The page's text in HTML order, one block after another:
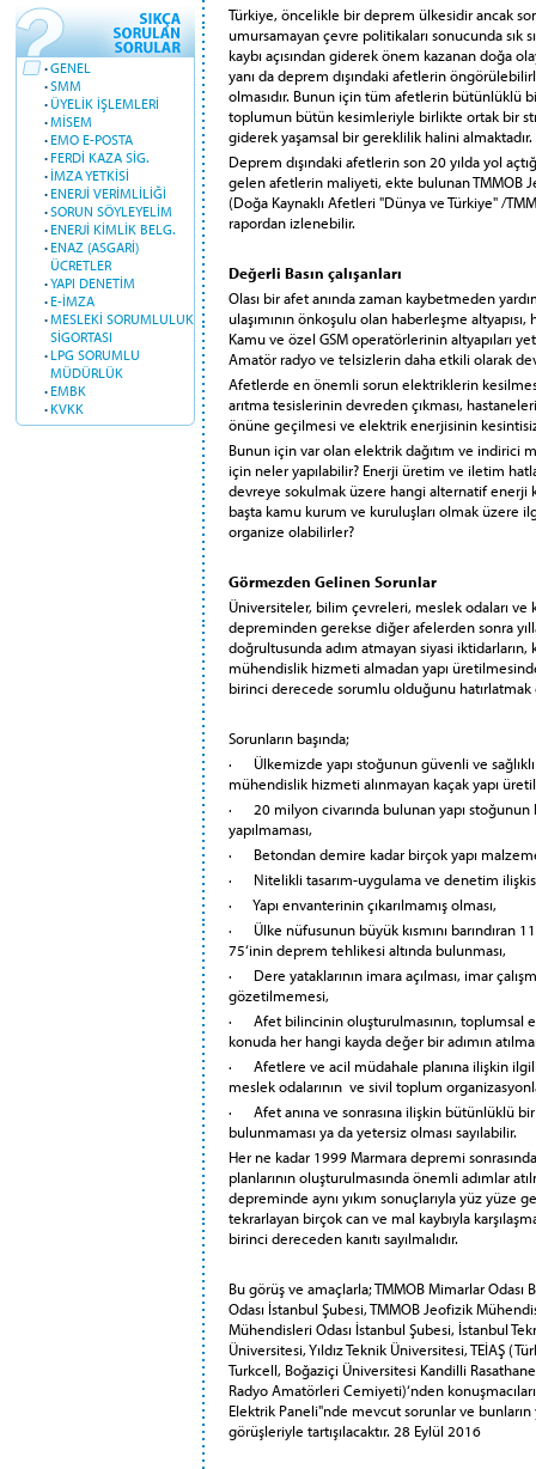
·GENEL
·SMM
·ÜYELİK İŞLEMLERİ
·MİSEM
·EMO E-POSTA
·FERDİ KAZA SİG.
·İMZA YETKİSİ
·ENERJİ VERİMLİLİĞİ
·SORUN SÖYLEYELİM
·ENERJİ KİMLİK BELG.
·ENAZ (ASGARİ)
ÜCRETLER
·YAPI DENETİM
·E-İMZA
·MESLEKİ SORUMLULUK
SİGORTASI
·LPG SORUMLU
MÜDÜRLÜK
·EMBK
·KVKK
Türkiye, öncelikle bir deprem ülkesidir ancak
umursamayan çevre politikaları sonucunda
kaybı açısından giderek önem kazanan doğa
yanı da deprem dışındaki afetlerin
olmasıdır. Bunun için tüm afetlerin bütünlüklü
toplumun bütün kesimleriyle birlikte ortak bir
giderek yaşamsal bir gereklilik halini almaktadır.
Deprem dışındaki afetlerin son 20 yılda yol
gelen afetlerin maliyeti, ekte bulunan TMMOB
(Doğa Kaynaklı Afetleri "Dünya ve Türkiye" /
rapordan izlenebilir.
Değerli Basın çalışanları
Olası bir afet anında zaman kaybetmeden
ulaşımının önkoşulu olan haberleşme
Kamu ve özel GSM operatörlerinin altyapıları
Amatör radyo ve telsizlerin daha etkili olarak
Afetlerde en önemli sorun elektriklerin
arıtma tesislerinin devreden çıkması,
önüne geçilmesi ve elektrik enerjisinin
Bunun için var olan elektrik dağıtım ve
için neler yapılabilir? Enerji üretim ve iletim
devreye sokulmak üzere hangi alternatif enerji
başta kamu kurum ve kuruluşları olmak üzere
organize olabilirler?
Görmezden Gelinen Sorunlar
Üniversiteler, bilim çevreleri, meslek odaları ve
depreminden gerekse diğer afelerden sonra
doğrultusunda adım atmayan siyasi iktidarların,
mühendislik hizmeti almadan yapı
birinci derecede sorumlu olduğunu hatırlatmak
Sorunların başında;
· Ülkemizde yapı stoğunun güvenli ve
mühendislik hizmeti alınmayan kaçak yapı
· 20 milyon civarında bulunan yapı
yapılmaması,
· Betondan demire kadar birçok yapı
· Nitelikli tasarım-uygulama ve denetim
· Yapı envanterinin çıkarılmamış olması,
· Ülke nüfusunun büyük kısmını barındıran
75‘inin deprem tehlikesi altında bulunması,
· Dere yataklarının imara açılması, imar
gözetilmemesi,
· Afet bilincinin oluşturulmasının, toplumsal
konuda her hangi kayda değer bir adımın
· Afetlere ve acil müdahale planına ilişkin
meslek odalarının ve sivil toplum
· Afet anına ve sonrasına ilişkin bütünlüklü
bulunmaması ya da yetersiz olması sayılabilir.
Her ne kadar 1999 Marmara depremi
planlarının oluşturulmasında önemli adımlar
depreminde aynı yıkım sonuçlarıyla yüz
tekrarlayan birçok can ve mal kaybıyla
birinci dereceden kanıtı sayılmalıdır.
Bu görüş ve amaçlarla; TMMOB Mimarlar
Odası İstanbul Şubesi, TMMOB Jeofizik
Mühendisleri Odası İstanbul Şubesi, İstanbul
Üniversitesi, Yıldız Teknik Üniversitesi, TEİAŞ
Turkcell, Boğaziçi Üniversitesi Kandilli
Radyo Amatörleri Cemiyeti)‘nden
Elektrik Paneli"nde mevcut sorunlar ve bunların
görüşleriyle tartışılacaktır. 28 Eylül 2016